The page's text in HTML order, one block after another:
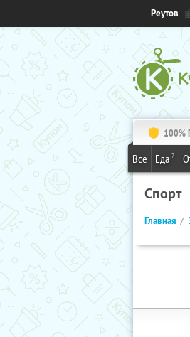
Реутов
100%
Все Еда 7
Спорт
Главная